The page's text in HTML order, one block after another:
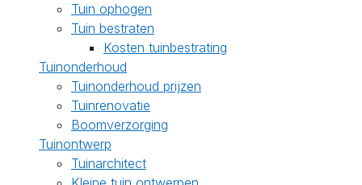
Tuin ophogen
Tuin bestraten
Kosten tuinbestrating
Tuinonderhoud
Tuinonderhoud prijzen
Tuinrenovatie
Boomverzorging
Tuinontwerp
Tuinarchitect